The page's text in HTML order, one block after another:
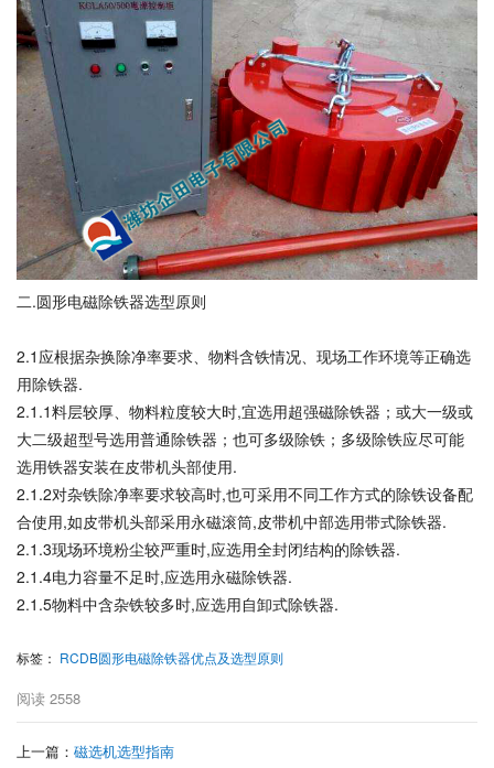
二.圆形电磁除铁器选型原则
2.1应根据杂换除净率要求、物料含铁情况、现场工作环境等正确选
用除铁器.
2.1.1料层较厚、物料粒度较大时,宜选用超强磁除铁器；或大一级或
大二级超型号选用普通除铁器；也可多级除铁；多级除铁应尽可能
选用铁器安装在皮带机头部使用.
2.1.2对杂铁除净率要求较高时,也可采用不同工作方式的除铁设备配
合使用,如皮带机头部采用永磁滚筒,皮带机中部选用带式除铁器.
2.1.3现场环境粉尘较严重时,应选用全封闭结构的除铁器.
2.1.4电力容量不足时,应选用永磁除铁器.
2.1.5物料中含杂铁较多时,应选用自卸式除铁器.
标签： RCDB圆形电磁除铁器优点及选型原则
阅读 2558
上一篇： 磁选机选型指南